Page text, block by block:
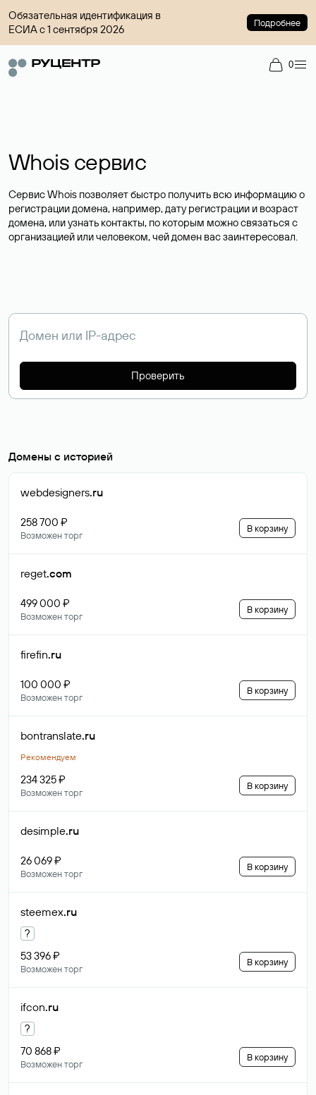
Обязательная идентификация в
ЕСИА с 1 сентября 2026
Подробнее
0
Whois сервис
Сервис Whois позволяет быстро получить всю информацию о
регистрации домена, например, дату регистрации и возраст
домена, или узнать контакты, по которым можно связаться с
организацией или человеком, чей домен вас заинтересовал.
Проверить
Домены с историей
webdesigners.ru
258 700 ₽
Возможен торг
В корзину
reget.com
499 000 ₽
Возможен торг
В корзину
firefin.ru
100 000 ₽
Возможен торг
В корзину
bontranslate.ru
Рекомендуем
234 325 ₽
Возможен торг
В корзину
desimple.ru
26 069 ₽
Возможен торг
В корзину
steemex.ru
?
53 396 ₽
Возможен торг
В корзину
ifcon.ru
?
70 868 ₽
Возможен торг
В корзину